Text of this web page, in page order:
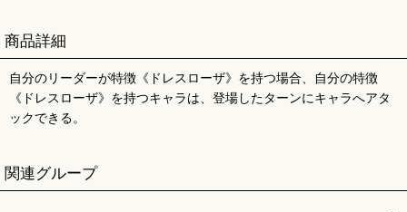
商品詳細
自分のリーダーが特徴《ドレスローザ》を持つ場合、自分の特徴
《ドレスローザ》を持つキャラは、登場したターンにキャラへアタ
ックできる。
関連グループ